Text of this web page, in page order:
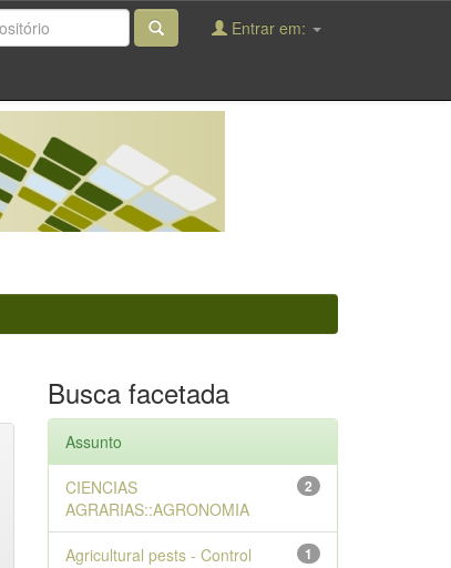
Entrar em:
Busca facetada
Assunto
2
CIENCIAS
AGRARIAS::AGRONOMIA
1
Agricultural pests - Control